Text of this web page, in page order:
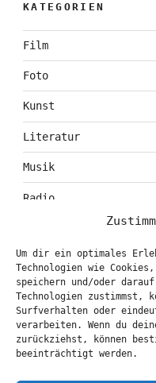
Um dir ein optimales
Technologien wie
speichern und/oder
Technologien zustimmst,
Surfverhalten oder
verarbeiten. Wenn du
zurückziehst, können
beeinträchtigt werden.
KATEGORIEN
Film
Foto
Kunst
Literatur
Musik
Radio
Theater
KONTAKT &
info@marionbrasch.de